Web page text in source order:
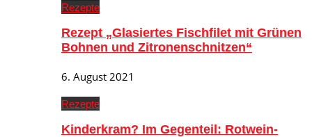
Rezepte
Rezept „Glasiertes Fischfilet mit Grünen
Bohnen und Zitronenschnitzen“
6. August 2021
Rezepte
Kinderkram? Im Gegenteil: Rotwein-